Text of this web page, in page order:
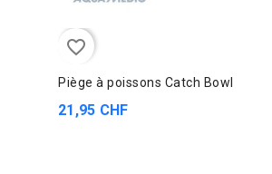
favorite_border
Piège à poissons Catch Bowl
21,95 CHF